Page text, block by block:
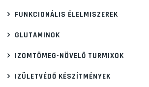
FUNKCIONÁLIS ÉLELMISZEREK
GLUTAMINOK
IZOMTÖMEG-NÖVELŐ TURMIXOK
IZÜLETVÉDŐ KÉSZÍTMÉNYEK